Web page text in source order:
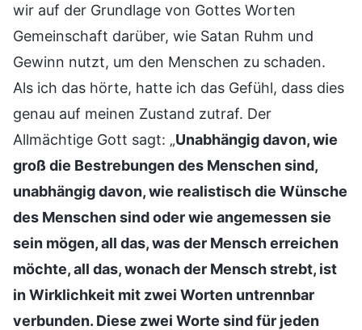
wir auf der Grundlage von Gottes Worten
Gemeinschaft darüber, wie Satan Ruhm und
Gewinn nutzt, um den Menschen zu schaden.
Als ich das hörte, hatte ich das Gefühl, dass dies
genau auf meinen Zustand zutraf. Der
Allmächtige Gott sagt: „Unabhängig davon, wie
groß die Bestrebungen des Menschen sind,
unabhängig davon, wie realistisch die Wünsche
des Menschen sind oder wie angemessen sie
sein mögen, all das, was der Mensch erreichen
möchte, all das, wonach der Mensch strebt, ist
in Wirklichkeit mit zwei Worten untrennbar
verbunden. Diese zwei Worte sind für jeden